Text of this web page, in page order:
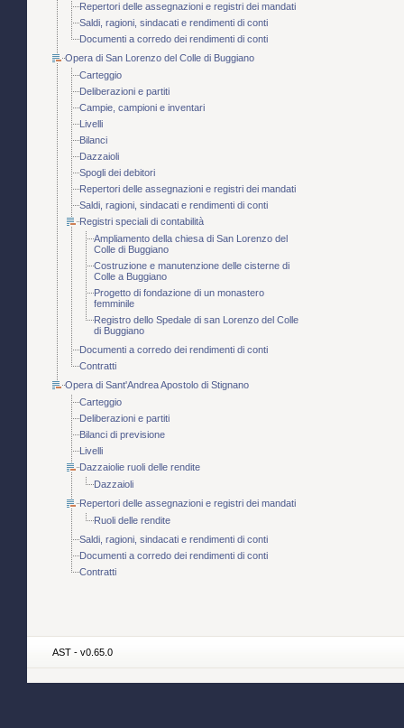
Repertori delle assegnazioni e registri dei mandati
Saldi, ragioni, sindacati e rendimenti di conti
Documenti a corredo dei rendimenti di conti
Opera di San Lorenzo del Colle di Buggiano
Carteggio
Deliberazioni e partiti
Campie, campioni e inventari
Livelli
Bilanci
Dazzaioli
Spogli dei debitori
Repertori delle assegnazioni e registri dei mandati
Saldi, ragioni, sindacati e rendimenti di conti
Registri speciali di contabilità
Ampliamento della chiesa di San Lorenzo del
Colle di Buggiano
Costruzione e manutenzione delle cisterne di
Colle a Buggiano
Progetto di fondazione di un monastero
femminile
Registro dello Spedale di san Lorenzo del Colle
di Buggiano
Documenti a corredo dei rendimenti di conti
Contratti
Opera di Sant'Andrea Apostolo di Stignano
Carteggio
Deliberazioni e partiti
Bilanci di previsione
Livelli
Dazzaiolie ruoli delle rendite
Dazzaioli
Repertori delle assegnazioni e registri dei mandati
Ruoli delle rendite
Saldi, ragioni, sindacati e rendimenti di conti
Documenti a corredo dei rendimenti di conti
Contratti
AST - v0.65.0